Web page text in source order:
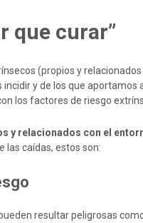
que curar”
(propios y relacionados
y de los que aportamos
los factores de riesgo
y relacionados con el
las caídas, estos son:
resultar peligrosas